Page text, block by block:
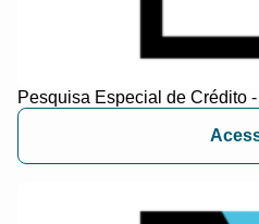
Pesquisa Especial de Crédito